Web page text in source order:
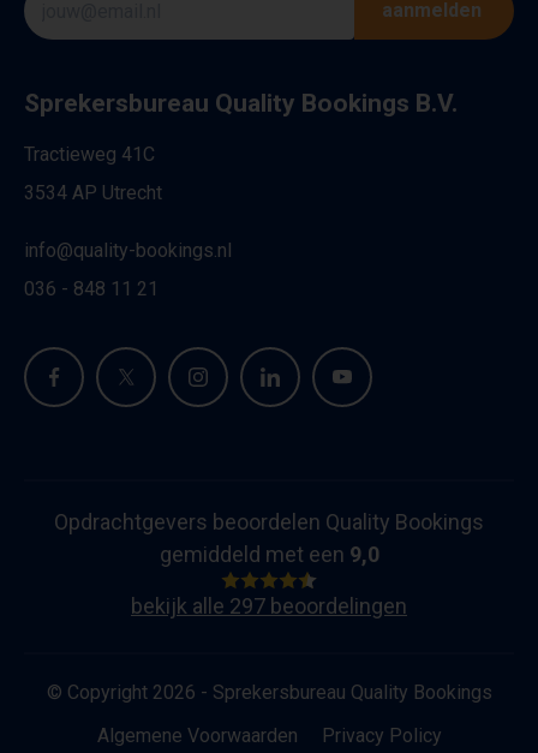
aanmelden
Sprekersbureau Quality Bookings B.V.
Tractieweg 41C
3534 AP Utrecht
info@quality-bookings.nl
036 - 848 11 21
Opdrachtgevers beoordelen Quality Bookings
gemiddeld met een 9,0
bekijk alle 297 beoordelingen
© Copyright 2026 - Sprekersbureau Quality Bookings
Algemene Voorwaarden
Privacy Policy